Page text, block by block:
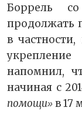
Боррель
продолжать
в
напомнил,
начиная с
помощи» в 17